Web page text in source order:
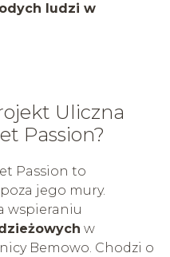
ludzi w
Uliczna
Passion?
Passion to
jego mury.
wspieraniu
w
Bemowo. Chodzi o